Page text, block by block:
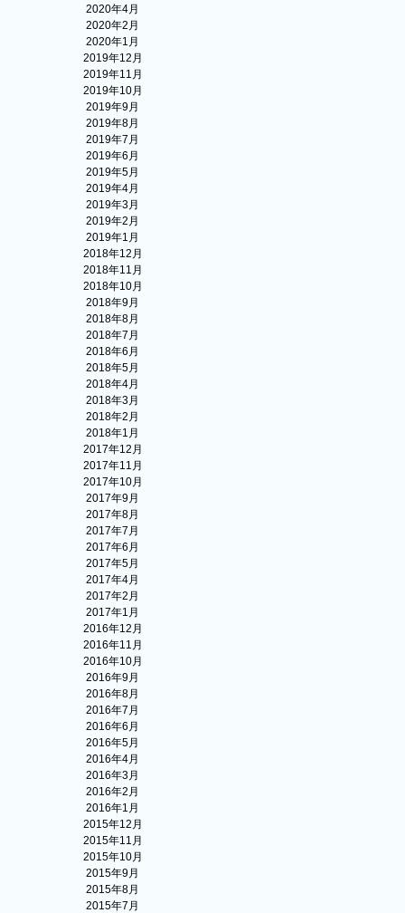
2020年4月
2020年2月
2020年1月
2019年12月
2019年11月
2019年10月
2019年9月
2019年8月
2019年7月
2019年6月
2019年5月
2019年4月
2019年3月
2019年2月
2019年1月
2018年12月
2018年11月
2018年10月
2018年9月
2018年8月
2018年7月
2018年6月
2018年5月
2018年4月
2018年3月
2018年2月
2018年1月
2017年12月
2017年11月
2017年10月
2017年9月
2017年8月
2017年7月
2017年6月
2017年5月
2017年4月
2017年2月
2017年1月
2016年12月
2016年11月
2016年10月
2016年9月
2016年8月
2016年7月
2016年6月
2016年5月
2016年4月
2016年3月
2016年2月
2016年1月
2015年12月
2015年11月
2015年10月
2015年9月
2015年8月
2015年7月